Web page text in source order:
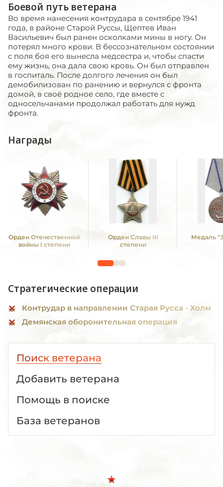
Боевой путь ветерана
Во время нанесения контрудара в сентябре 1941
года, в районе Старой Руссы, Щептев Иван
Васильевич был ранен осколками мины в ногу. Он
потерял много крови. В бессознательном состоянии
с поля боя его вынесла медсестра и, чтобы спасти
ему жизнь, она дала свою кровь. Он был отправлен
в госпиталь. После долгого лечения он был
демобилизован по ранению и вернулся с фронта
домой, в своё родное село, где вместе с
односельчанами продолжал работать для нужд
фронта.
Награды
Орден Отечественной
войны I степени
Орден Славы III
степени
Медаль
Стратегические операции
Контрудар в направлении Старая Русса - Холм
Демянская оборонительная операция
Поиск ветерана
Добавить ветерана
Помощь в поиске
База ветеранов